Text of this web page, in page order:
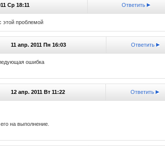
Ср 18:11 Ответить
этой проблемой
11 апр. 2011 Пн 16:03 Ответить
ошибка
12 апр. 2011 Вт 11:22 Ответить
на выполнение.